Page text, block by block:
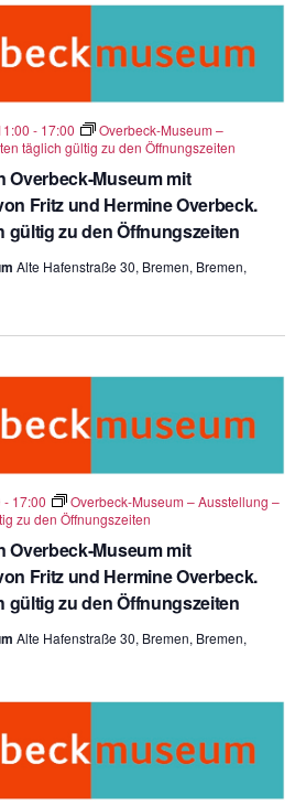
Overbeck-Museum mit
Fritz und Hermine Overbeck.
gültig zu den Öffnungszeiten
- 17:00
Overbeck-Museum –
täglich gültig zu den Öffnungszeiten
Alte Hafenstraße 30, Bremen, Bremen,
Overbeck-Museum mit
Fritz und Hermine Overbeck.
gültig zu den Öffnungszeiten
- 17:00
Overbeck-Museum – Ausstellung –
zu den Öffnungszeiten
Alte Hafenstraße 30, Bremen, Bremen,